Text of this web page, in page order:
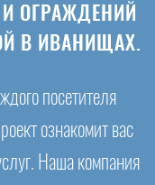
ОГРАЖДЕНИЙ
В ИВАНИЩАХ.
посетителя
ознакомит вас
Наша компания